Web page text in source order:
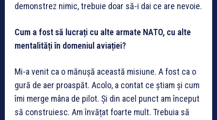
demonstrez nimic, trebuie doar să-i dai ce are nevoie.
Cum a fost să lucrați cu alte armate NATO, cu alte
mentalități în domeniul aviației?
Mi-a venit ca o mănușă această misiune. A fost ca o
gură de aer proaspăt. Acolo, a contat ce știam și cum
îmi merge mâna de pilot. Și din acel punct am început
să construiesc. Am învățat foarte mult. Trebuia să